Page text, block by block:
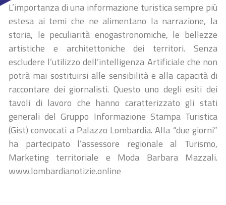
L’importanza di una informazione turistica sempre più
estesa ai temi che ne alimentano la narrazione, la
storia, le peculiarità enogastronomiche, le bellezze
artistiche e architettoniche dei territori. Senza
escludere l’utilizzo dell’intelligenza Artificiale che non
potrà mai sostituirsi alle sensibilità e alla capacità di
raccontare dei giornalisti. Questo uno degli esiti dei
tavoli di lavoro che hanno caratterizzato gli stati
generali del Gruppo Informazione Stampa Turistica
(Gist) convocati a Palazzo Lombardia. Alla “due giorni”
ha partecipato l’assessore regionale al Turismo,
Marketing territoriale e Moda Barbara Mazzali.
www.lombardianotizie.online